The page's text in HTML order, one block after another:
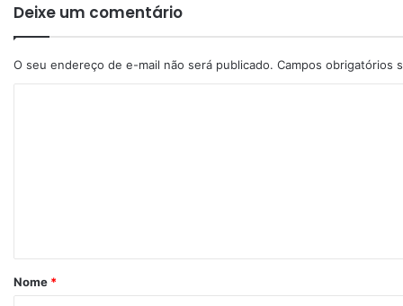
Deixe um comentário
O seu endereço de e-mail não será publicado. Campos obrigatórios
Nome *